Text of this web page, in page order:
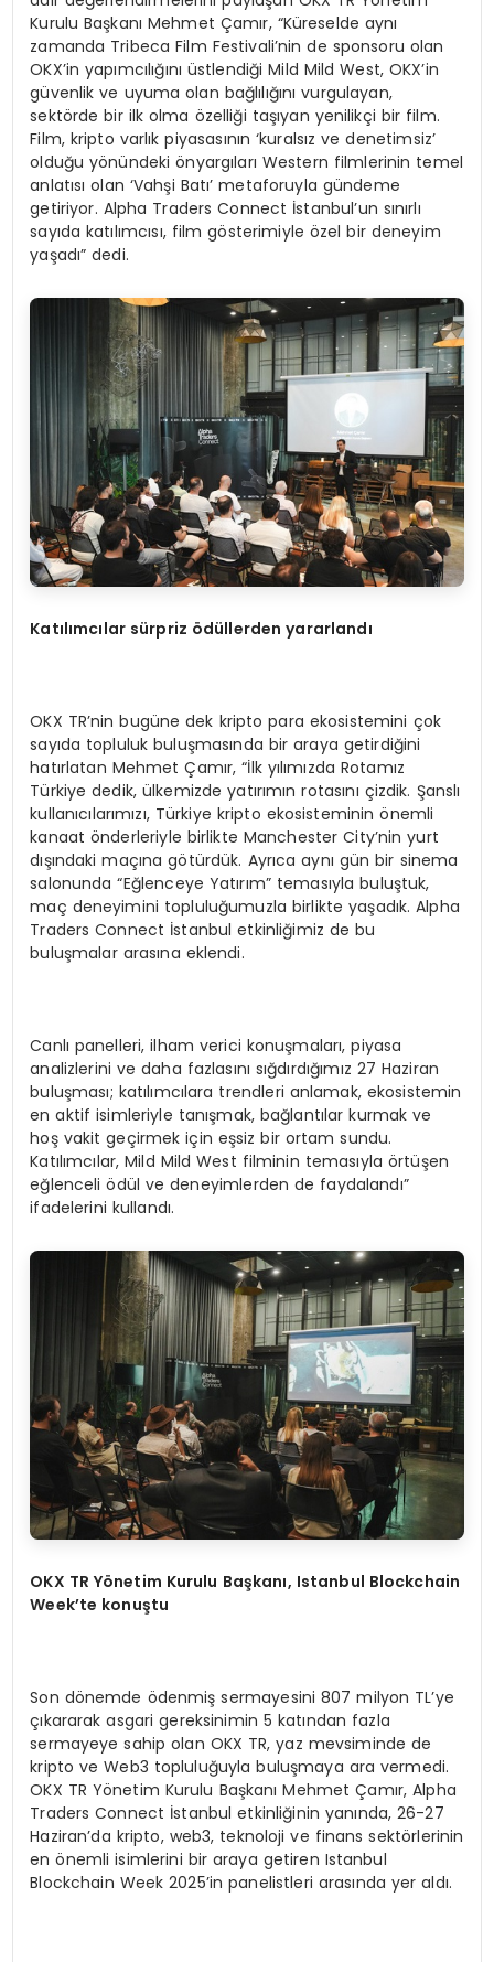
Kurulu Başkanı Mehmet Çamır, “Küreselde aynı
zamanda Tribeca Film Festivali’nin de sponsoru olan
OKX’in yapımcılığını üstlendiği Mild Mild West, OKX’in
güvenlik ve uyuma olan bağlılığını vurgulayan,
sektörde bir ilk olma özelliği taşıyan yenilikçi bir film.
Film, kripto varlık piyasasının ‘kuralsız ve denetimsiz’
olduğu yönündeki önyargıları Western filmlerinin temel
anlatısı olan ‘Vahşi Batı’ metaforuyla gündeme
getiriyor. Alpha Traders Connect İstanbul’un sınırlı
sayıda katılımcısı, film gösterimiyle özel bir deneyim
yaşadı” dedi.
Katılımcılar sürpriz ödüllerden yararlandı
OKX TR’nin bugüne dek kripto para ekosistemini çok
sayıda topluluk buluşmasında bir araya getirdiğini
hatırlatan Mehmet Çamır, “İlk yılımızda Rotamız
Türkiye dedik, ülkemizde yatırımın rotasını çizdik. Şanslı
kullanıcılarımızı, Türkiye kripto ekosisteminin önemli
kanaat önderleriyle birlikte Manchester City’nin yurt
dışındaki maçına götürdük. Ayrıca aynı gün bir sinema
salonunda “Eğlenceye Yatırım” temasıyla buluştuk,
maç deneyimini topluluğumuzla birlikte yaşadık. Alpha
Traders Connect İstanbul etkinliğimiz de bu
buluşmalar arasına eklendi.
Canlı panelleri, ilham verici konuşmaları, piyasa
analizlerini ve daha fazlasını sığdırdığımız 27 Haziran
buluşması; katılımcılara trendleri anlamak, ekosistemin
en aktif isimleriyle tanışmak, bağlantılar kurmak ve
hoş vakit geçirmek için eşsiz bir ortam sundu.
Katılımcılar, Mild Mild West filminin temasıyla örtüşen
eğlenceli ödül ve deneyimlerden de faydalandı”
ifadelerini kullandı.
OKX TR Yönetim Kurulu Başkanı, Istanbul Blockchain
Week’te konuştu
Son dönemde ödenmiş sermayesini 807 milyon TL’ye
çıkararak asgari gereksinimin 5 katından fazla
sermayeye sahip olan OKX TR, yaz mevsiminde de
kripto ve Web3 topluluğuyla buluşmaya ara vermedi.
OKX TR Yönetim Kurulu Başkanı Mehmet Çamır, Alpha
Traders Connect İstanbul etkinliğinin yanında, 26-27
Haziran’da kripto, web3, teknoloji ve finans sektörlerinin
en önemli isimlerini bir araya getiren Istanbul
Blockchain Week 2025’in panelistleri arasında yer aldı.